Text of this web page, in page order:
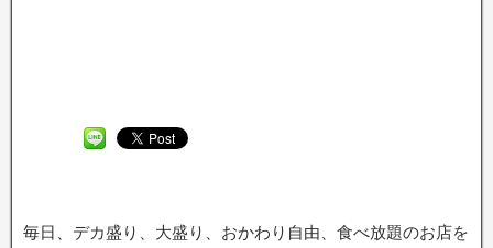
毎日、デカ盛り、大盛り、おかわり自由、食べ放題のお店を